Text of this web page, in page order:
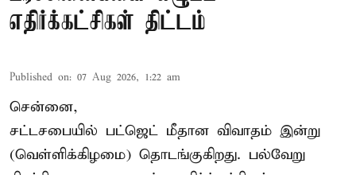
எதிர்க்கட்சிகள் திட்டம்
Published on: 07 Aug 2026, 1:22 am
சென்னை,
சட்டசபையில் பட்ஜெட் மீதான விவாதம் இன்று
(வெள்ளிக்கிழமை) தொடங்குகிறது. பல்வேறு